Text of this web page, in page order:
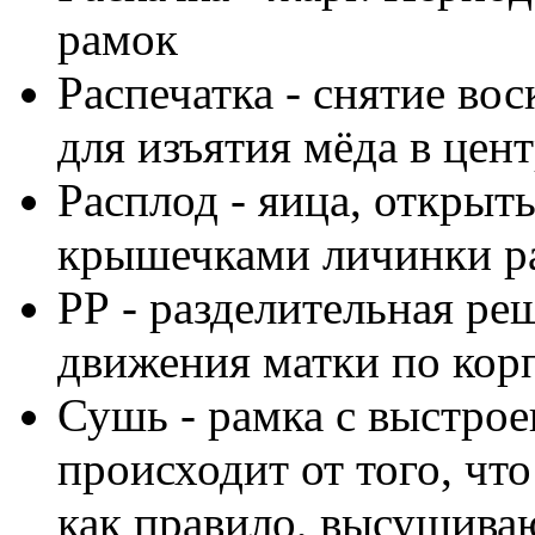
рамок
Распечатка - снятие
для изъятия мёда в
Расплод - яица,
крышечками личинки
РР - разделительная
движения матки по
Сушь - рамка с
происходит от того,
как правило,